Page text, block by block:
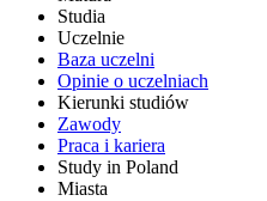
Studia
Uczelnie
Baza uczelni
Opinie o uczelniach
Kierunki studiów
Zawody
Praca i kariera
Study in Poland
Miasta